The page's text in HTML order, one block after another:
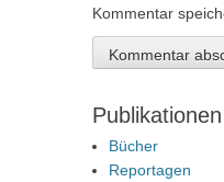
Kommentar
Publikationen
Bücher
Reportagen